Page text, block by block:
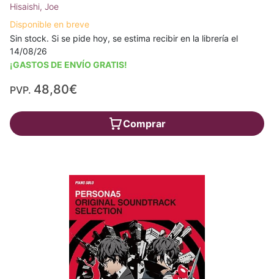
Hisaishi, Joe
Disponible en breve
Sin stock. Si se pide hoy, se estima recibir en la librería el
14/08/26
¡GASTOS DE ENVÍO GRATIS!
PVP. 48,80€
Comprar